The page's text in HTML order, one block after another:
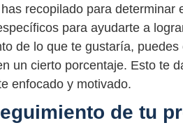
recopilado para determinar
para ayudarte a
de lo que te gustaría,
un cierto porcentaje. Esto te
enfocado y motivado.
de tu